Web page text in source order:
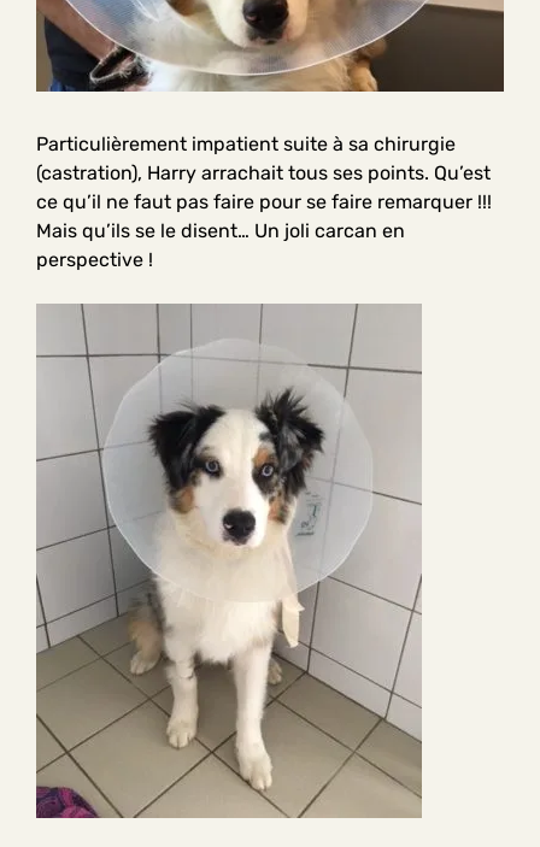
Particulièrement impatient suite à sa chirurgie
(castration), Harry arrachait tous ses points. Qu’est
ce qu’il ne faut pas faire pour se faire remarquer !!!
Mais qu’ils se le disent… Un joli carcan en
perspective !